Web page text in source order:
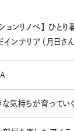
ョンリノベ】 ひと
ンテリア（月日さ
な気持ちが育ってい